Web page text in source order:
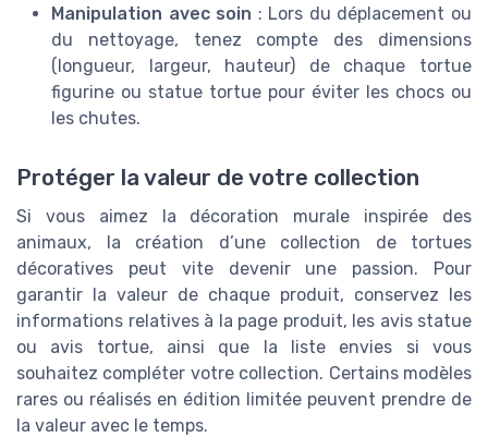
Manipulation avec soin : Lors du déplacement ou
du nettoyage, tenez compte des dimensions
(longueur, largeur, hauteur) de chaque tortue
figurine ou statue tortue pour éviter les chocs ou
les chutes.
Protéger la valeur de votre collection
Si vous aimez la décoration murale inspirée des
animaux, la création d’une collection de tortues
décoratives peut vite devenir une passion. Pour
garantir la valeur de chaque produit, conservez les
informations relatives à la page produit, les avis statue
ou avis tortue, ainsi que la liste envies si vous
souhaitez compléter votre collection. Certains modèles
rares ou réalisés en édition limitée peuvent prendre de
la valeur avec le temps.